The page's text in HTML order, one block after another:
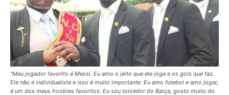
"Meu jogador favorito é Messi. Eu amo o jeito que ele joga e os gols que faz.
Ele não é individualista e isso é muito importante. Eu amo futebol e amo jogar,
é um dos meus hoobies favoritos. Eu sou torcedor do Barça, gosto muito do